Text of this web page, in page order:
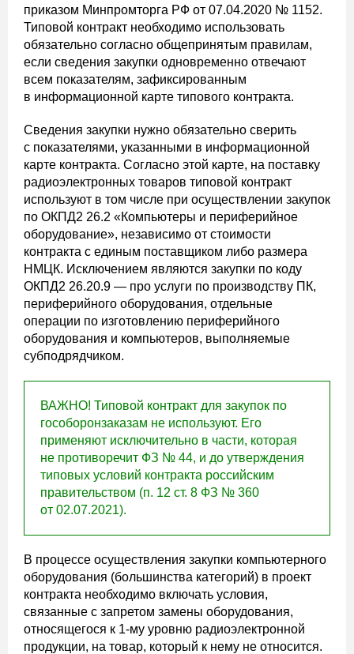
приказом Минпромторга РФ от 07.04.2020 № 1152.
Типовой контракт необходимо использовать
обязательно согласно общепринятым правилам,
если сведения закупки одновременно отвечают
всем показателям, зафиксированным
в информационной карте типового контракта.
Сведения закупки нужно обязательно сверить
с показателями, указанными в информационной
карте контракта. Согласно этой карте, на поставку
радиоэлектронных товаров типовой контракт
используют в том числе при осуществлении закупок
по ОКПД2 26.2 «Компьютеры и периферийное
оборудование», независимо от стоимости
контракта с единым поставщиком либо размера
НМЦК. Исключением являются закупки по коду
ОКПД2 26.20.9 — про услуги по производству ПК,
периферийного оборудования, отдельные
операции по изготовлению периферийного
оборудования и компьютеров, выполняемые
субподрядчиком.
ВАЖНО! Типовой контракт для закупок по
гособоронзаказам не используют. Его
применяют исключительно в части, которая
не противоречит ФЗ № 44, и до утверждения
типовых условий контракта российским
правительством (п. 12 ст. 8 ФЗ № 360
от 02.07.2021).
В процессе осуществления закупки компьютерного
оборудования (большинства категорий) в проект
контракта необходимо включать условия,
связанные с запретом замены оборудования,
относящегося к 1-му уровню радиоэлектронной
продукции, на товар, который к нему не относится.